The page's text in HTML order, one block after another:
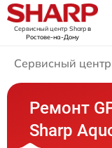
Сервисный центр Sharpв
Ростове-на-Дону
Сервисный
Ремонт
Sharp